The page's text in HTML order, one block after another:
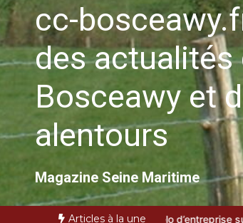
cc-
des actualités
Bosceawy et
alentours
Magazine Seine Maritime
Articles à la une
de vélo d’entreprise sur Paris gestion des